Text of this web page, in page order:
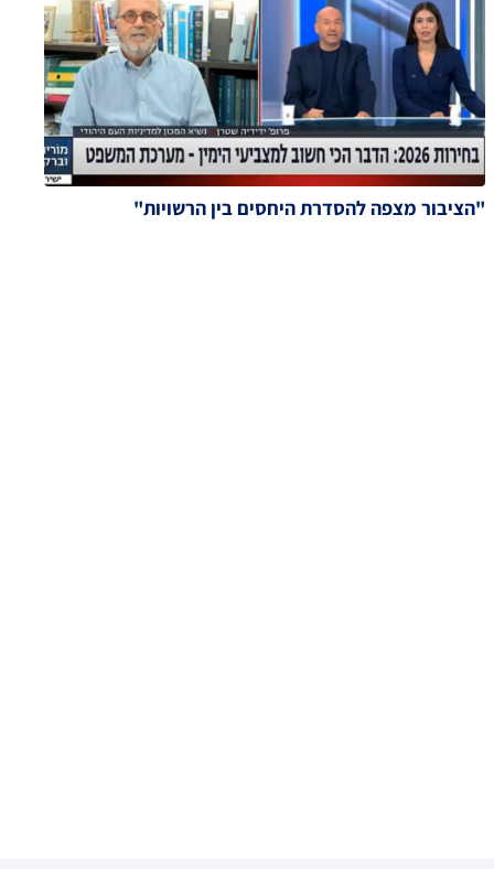
"הציבור מצפה להסדרת היחסים בין הרשויות"